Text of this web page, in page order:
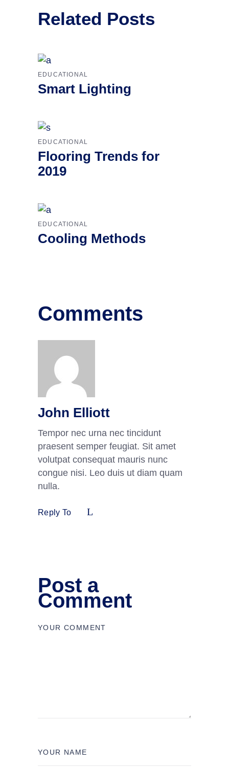
Related Posts
EDUCATIONAL
Smart Lighting
EDUCATIONAL
Flooring Trends for
2019
EDUCATIONAL
Cooling Methods
Comments
John Elliott
Tempor nec urna nec tincidunt
praesent semper feugiat. Sit amet
volutpat consequat mauris nunc
congue nisi. Leo duis ut diam quam
nulla.
Reply To
Post a
Comment